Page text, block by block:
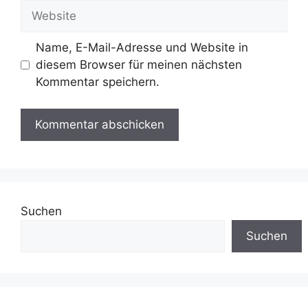
Website
Name, E-Mail-Adresse und Website in
diesem Browser für meinen nächsten
Kommentar speichern.
Suchen
Suchen